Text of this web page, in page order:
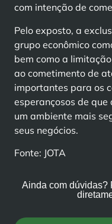
com intenção de
Pelo exposto, a
grupo econômico
bem como a
ao cometimento de
importantes para os
esperançosos de
um ambiente mais
seus negócios.
Fonte: JOTA
Ainda com dúvidas?